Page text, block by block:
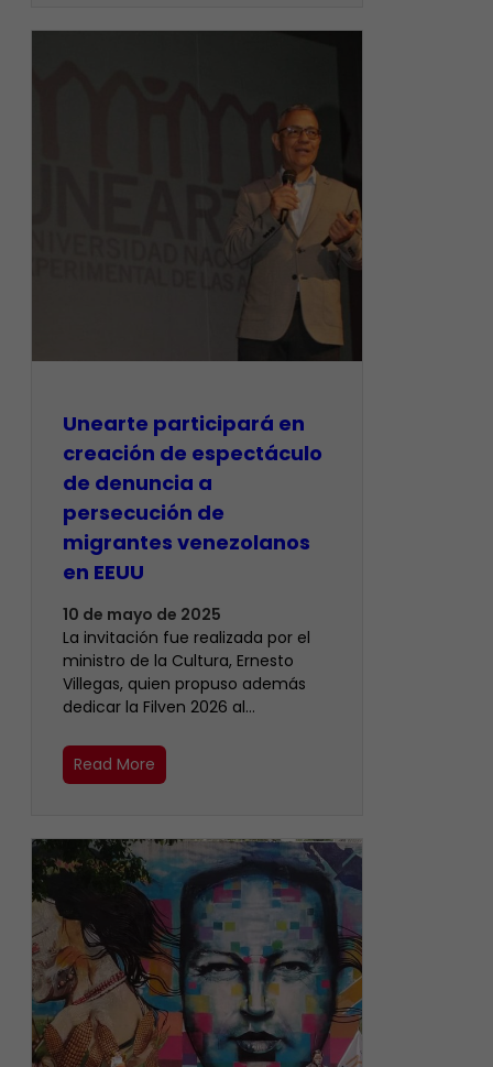
Unearte participará en
creación de espectáculo
de denuncia a
persecución de
migrantes venezolanos
en EEUU
10 de mayo de 2025
La invitación fue realizada por el
ministro de la Cultura, Ernesto
Villegas, quien propuso además
dedicar la Filven 2026 al…
Read More